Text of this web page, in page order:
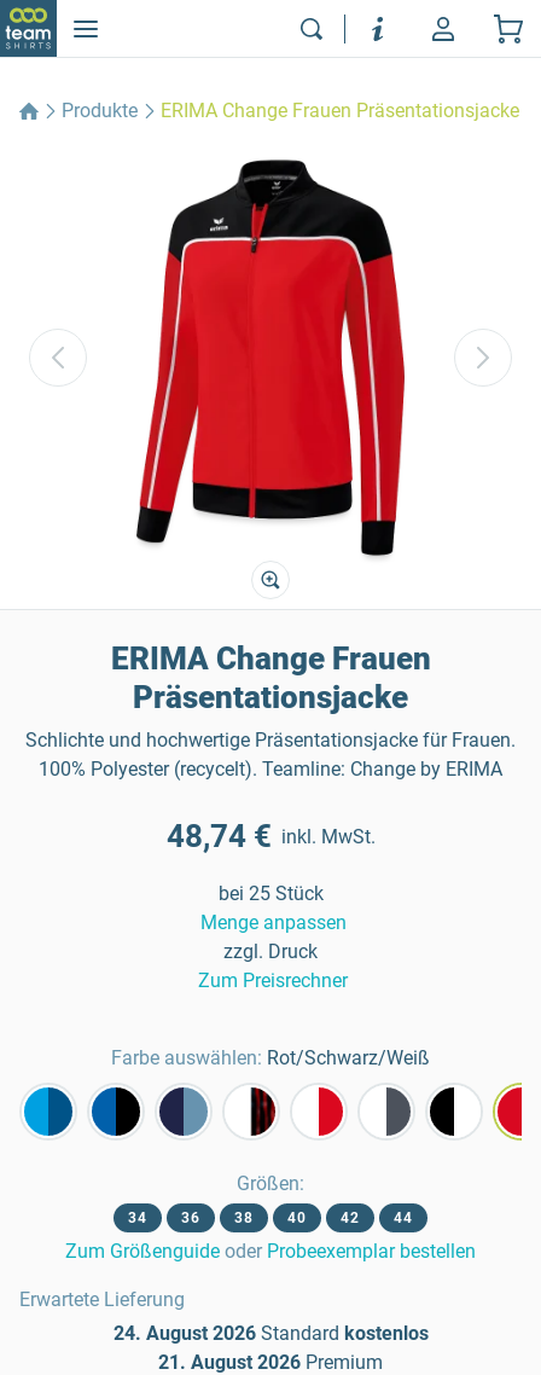
Produkte ERIMA Change Frauen Präsentationsjacke
ERIMA Change Frauen
Präsentationsjacke
Schlichte und hochwertige Präsentationsjacke für Frauen.
100% Polyester (recycelt). Teamline: Change by ERIMA
48,74 € inkl. MwSt.
bei 25 Stück
Menge anpassen
zzgl. Druck
Zum Preisrechner
Farbe auswählen: Rot/Schwarz/Weiß
Größen:
34 36 38 40 42 44
Zum Größenguide oder Probeexemplar bestellen
Erwartete Lieferung
24. August 2026 Standard kostenlos
21. August 2026 Premium